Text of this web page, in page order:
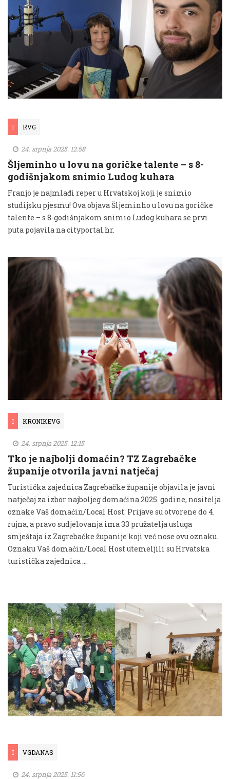
I RVG
24. srpnja 2025. 12:58
Šljeminho u lovu na goričke talente – s 8-
godišnjakom snimio Ludog kuhara
Franjo je najmlađi reper u Hrvatskoj koji je snimio
studijsku pjesmu! Ova objava Šljeminho u lovu na goričke
talente – s 8-godišnjakom snimio Ludog kuhara se prvi
puta pojavila na cityportal.hr.
I KRONIKEVG
24. srpnja 2025. 12:15
Tko je najbolji domaćin? TZ Zagrebačke
županije otvorila javni natječaj
Turistička zajednica Zagrebačke županije objavila je javni
natječaj za izbor najboljeg domaćina 2025. godine, nositelja
oznake Vaš domaćin/Local Host. Prijave su otvorene do 4.
rujna, a pravo sudjelovanja ima 33 pružatelja usluga
smještaja iz Zagrebačke županije koji već nose ovu oznaku.
Oznaku Vaš domaćin/Local Host utemeljili su Hrvatska
turistička zajednica …
I VGDANAS
24. srpnja 2025. 11:56